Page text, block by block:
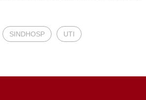
SINDHOSP UTI